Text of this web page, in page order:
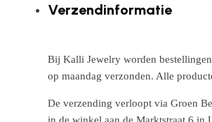
Verzendinformatie
Bij Kalli Jewelry worden
op maandag verzonden. Alle
De verzending verloopt via Groen
in de winkel aan de Marktstraat 6 in